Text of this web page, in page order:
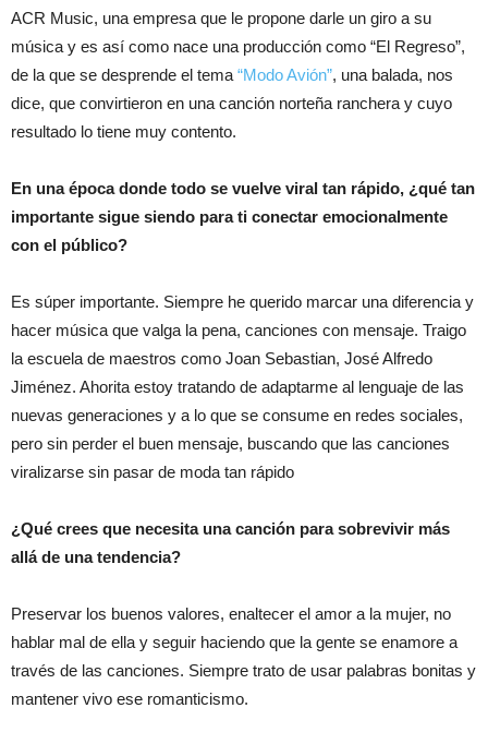
ACR Music, una empresa que le propone darle un giro a su
música y es así como nace una producción como “El Regreso”,
de la que se desprende el tema “Modo Avión”, una balada, nos
dice, que convirtieron en una canción norteña ranchera y cuyo
resultado lo tiene muy contento.
En una época donde todo se vuelve viral tan rápido, ¿qué tan
importante sigue siendo para ti conectar emocionalmente
con el público?
Es súper importante. Siempre he querido marcar una diferencia y
hacer música que valga la pena, canciones con mensaje. Traigo
la escuela de maestros como Joan Sebastian, José Alfredo
Jiménez. Ahorita estoy tratando de adaptarme al lenguaje de las
nuevas generaciones y a lo que se consume en redes sociales,
pero sin perder el buen mensaje, buscando que las canciones
viralizarse sin pasar de moda tan rápido
¿Qué crees que necesita una canción para sobrevivir más
allá de una tendencia?
Preservar los buenos valores, enaltecer el amor a la mujer, no
hablar mal de ella y seguir haciendo que la gente se enamore a
través de las canciones. Siempre trato de usar palabras bonitas y
mantener vivo ese romanticismo.